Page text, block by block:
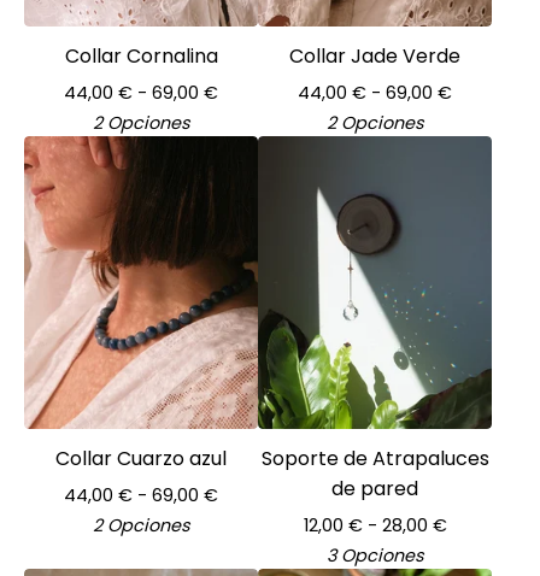
Collar Cornalina
44,00 € - 69,00 €
2 Opciones
Collar Jade Verde
44,00 € - 69,00 €
2 Opciones
Collar Cuarzo azul
44,00 € - 69,00 €
2 Opciones
Soporte de Atrapaluces
de pared
12,00 €- 28,00 €
3 Opciones